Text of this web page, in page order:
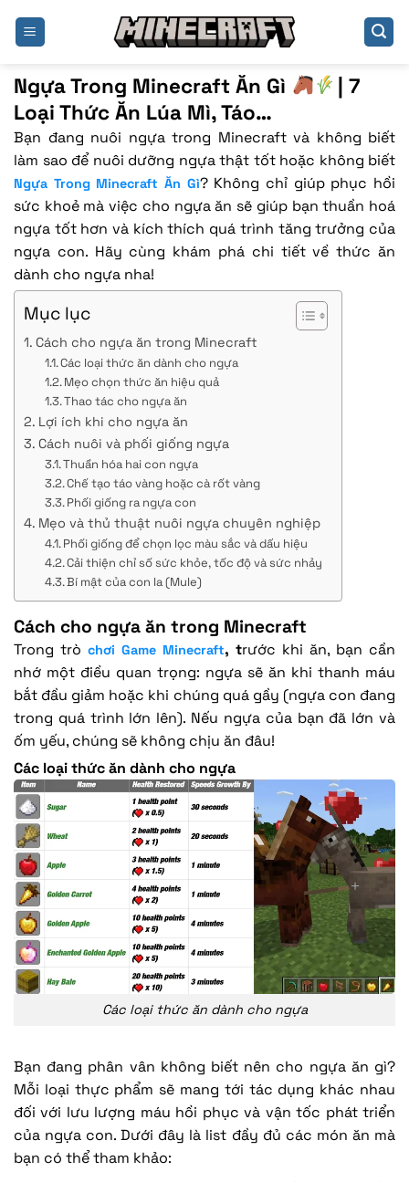
nội
Ngựa Trong Minecraft Ăn Gì
| 7
Loại Thức Ăn Lúa Mì, Táo…
Bạn đang nuôi ngựa trong Minecraft và không biết
làm sao để nuôi dưỡng ngựa thật tốt hoặc không biết
Ngựa Trong Minecraft Ăn Gì? Không chỉ giúp phục hồi
sức khoẻ mà việc cho ngựa ăn sẽ giúp bạn thuần hoá
ngựa tốt hơn và kích thích quá trình tăng trưởng của
ngựa con. Hãy cùng khám phá chi tiết về thức ăn
dành cho ngựa nha!
Mục lục
Cách cho ngựa ăn trong Minecraft
Các loại thức ăn dành cho ngựa
Mẹo chọn thức ăn hiệu quả
Thao tác cho ngựa ăn
Lợi ích khi cho ngựa ăn
Cách nuôi và phối giống ngựa
Thuần hóa hai con ngựa
Chế tạo táo vàng hoặc cà rốt vàng
Phối giống ra ngựa con
Mẹo và thủ thuật nuôi ngựa chuyên nghiệp
Phối giống để chọn lọc màu sắc và dấu hiệu
Cải thiện chỉ số sức khỏe, tốc độ và sức nhảy
Bí mật của con la (Mule)
Cách cho ngựa ăn trong Minecraft
Trong trò chơi Game Minecraft, trước khi ăn, bạn cần
nhớ một điều quan trọng: ngựa sẽ ăn khi thanh máu
bắt đầu giảm hoặc khi chúng quá gầy (ngựa con đang
trong quá trình lớn lên). Nếu ngựa của bạn đã lớn và
ốm yếu, chúng sẽ không chịu ăn đâu!
Các loại thức ăn dành cho ngựa
Các loại thức ăn dành cho ngựa
Bạn đang phân vân không biết nên cho ngựa ăn gì?
Mỗi loại thực phẩm sẽ mang tới tác dụng khác nhau
đối với lưu lượng máu hồi phục và vận tốc phát triển
của ngựa con. Dưới đây là list đầy đủ các món ăn mà
bạn có thể tham khảo: